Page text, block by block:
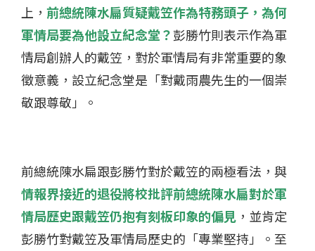
上， 前總統陳水扁質疑戴笠作為特務頭子，為何
軍情局要為他設立紀念堂？彭勝竹則表示作為軍
情局創辦人的戴笠，對於軍情局有非常重要的象
徵意義，設立紀念堂是「對戴雨農先生的一個崇
敬跟尊敬」。
前總統陳水扁跟彭勝竹對於戴笠的兩極看法，與
情報界接近的退役將校批評前總統陳水扁對於軍
情局歷史跟戴笠仍抱有刻板印象的偏見 ，並肯定
彭勝竹對戴笠及軍情局歷史的「專業堅持」。至